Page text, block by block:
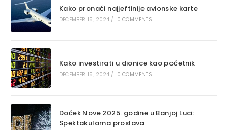
Kako pronaći najjeftinije avionske karte
DECEMBER 15, 2024 / 0 COMMENTS
Kako investirati u dionice kao početnik
DECEMBER 15, 2024 / 0 COMMENTS
Doček Nove 2025. godine u Banjoj Luci:
Spektakularna proslava